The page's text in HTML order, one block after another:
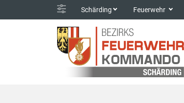
Schärding Feuerwehr